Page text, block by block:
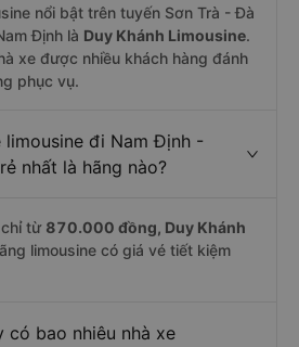
nổi bật trên tuyến Sơn Trà - Đà
Định là Duy Khánh Limousine.
xe được nhiều khách hàng đánh
phục vụ.
limousine đi Nam Định -
nhất là hãng nào?
từ 870.000 đồng, Duy Khánh
limousine có giá vé tiết kiệm
có bao nhiêu nhà xe